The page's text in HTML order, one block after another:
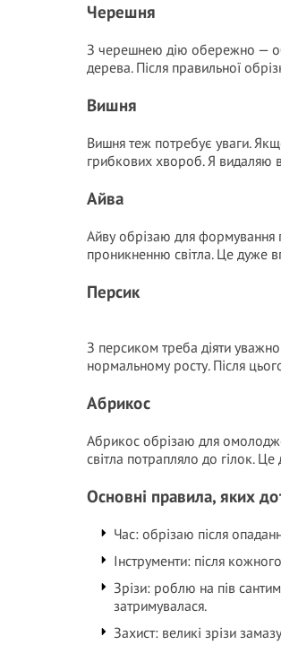
Черешня
З черешнею дію обережно —
дерева. Після правильної
Вишня
Вишня теж потребує уваги.
грибкових хвороб. Я видаляю
Айва
Айву обрізаю для
проникненню світла. Це дуже
Персик
З персиком треба діяти
нормальному росту. Після
Абрикос
Абрикос обрізаю для
світла потрапляло до гілок.
Основні правила, яких
Час: обрізаю після
Інструменти: після
Зрізи: роблю на пів
затримувалася.
Захист: великі зрізи